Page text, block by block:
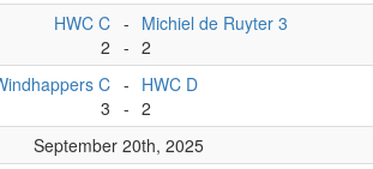
HWC C
2
-
-
Michiel de Ruyter 3
2
C
3
-
-
HWC D
2
September 20th, 2025